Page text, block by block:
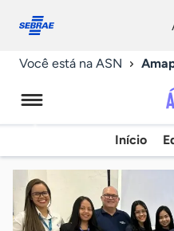
conosco
Você está na ASN
Início